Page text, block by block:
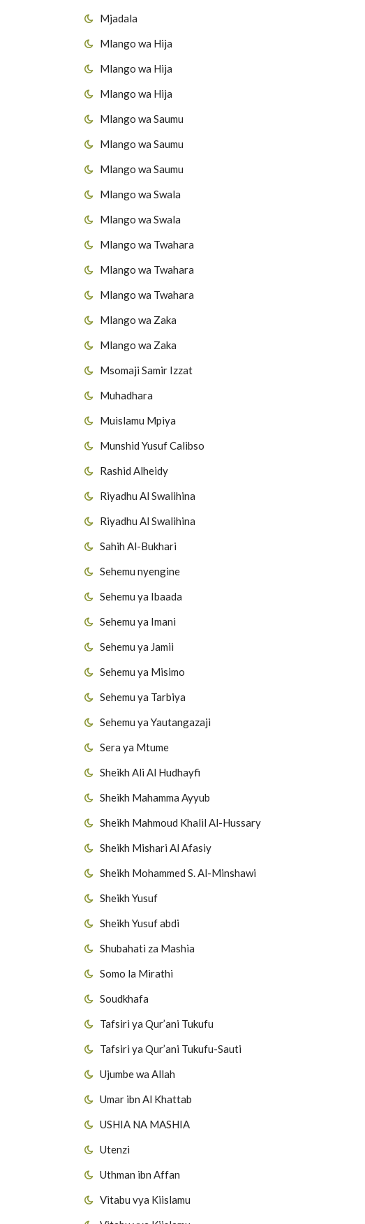
Mjadala
Mlango wa Hija
Mlango wa Hija
Mlango wa Hija
Mlango wa Saumu
Mlango wa Saumu
Mlango wa Saumu
Mlango wa Swala
Mlango wa Swala
Mlango wa Twahara
Mlango wa Twahara
Mlango wa Twahara
Mlango wa Zaka
Mlango wa Zaka
Msomaji Samir Izzat
Muhadhara
Muislamu Mpiya
Munshid Yusuf Calibso
Rashid Alheidy
Riyadhu Al Swalihina
Riyadhu Al Swalihina
Sahih Al-Bukhari
Sehemu nyengine
Sehemu ya Ibaada
Sehemu ya Imani
Sehemu ya Jamii
Sehemu ya Misimo
Sehemu ya Tarbiya
Sehemu ya Yautangazaji
Sera ya Mtume
Sheikh Ali Al Hudhayfi
Sheikh Mahamma Ayyub
Sheikh Mahmoud Khalil Al-Hussary
Sheikh Mishari Al Afasiy
Sheikh Mohammed S. Al-Minshawi
Sheikh Yusuf
Sheikh Yusuf abdi
Shubahati za Mashia
Somo la Mirathi
Soudkhafa
Tafsiri ya Qur’ani Tukufu
Tafsiri ya Qur’ani Tukufu-Sauti
Ujumbe wa Allah
Umar ibn Al Khattab
USHIA NA MASHIA
Utenzi
Uthman ibn Affan
Vitabu vya Kiislamu